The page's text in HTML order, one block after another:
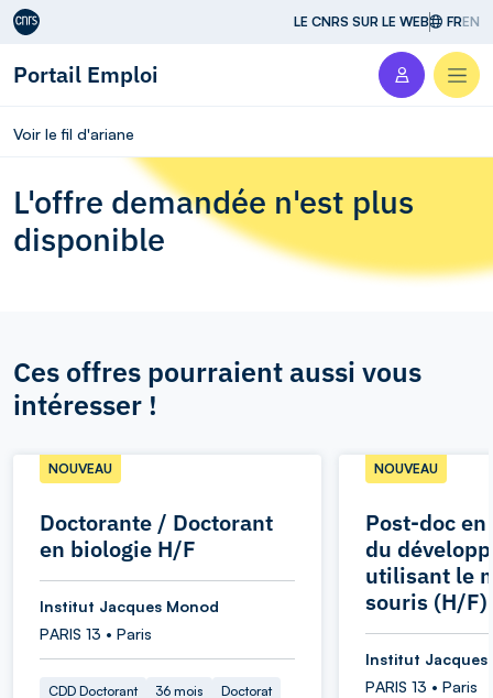
Aller au contenu LE CNRS SUR LE WEB FREN
Portail Emploi
Voir le fil d'ariane
L'offre demandée n'est plus
disponible
Ces offres pourraient aussi vous
intéresser !
Doctorante / Doctorant
en biologie H/F
NOUVEAU
Institut Jacques Monod
PARIS 13 • Paris
CDD Doctorant 36 mois Doctorat
Post-doc
du
utilisant le
souris (H/F)
NOUVEAU
Institut Jacques
PARIS 13 • Paris